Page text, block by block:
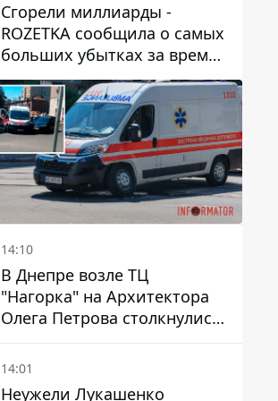
Сгорели миллиарды -
ROZETKA сообщила о самых
больших убытках за время
существования компании
14:10
В Днепре возле ТЦ
"Нагорка" на Архитектора
Олега Петрова столкнулись
"скорая" и Toyota: трамваи
№5 задерживаются
14:01
Неужели Лукашенко